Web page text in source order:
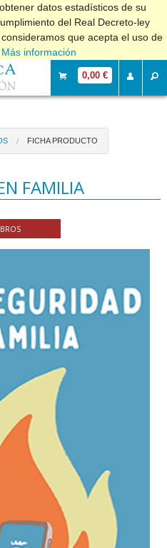
datos estadísticos de su
del Real Decreto-ley
que acepta el uso de
Más información
0,00 €
FICHA PRODUCTO
FAMILIA